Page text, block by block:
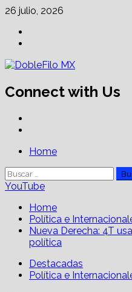
Skip
content
26 julio, 2026
Connect with Us
PrimaryHome
Buscar:
YouTube
Home
Política e
Nueva Derecha: 4T
política
Destacadas
Política e